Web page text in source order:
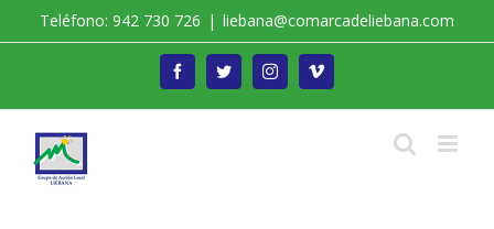
Teléfono: 942 730 726 | liebana@comarcadeliebana.com
FacebookTwitterInstagramVimeo